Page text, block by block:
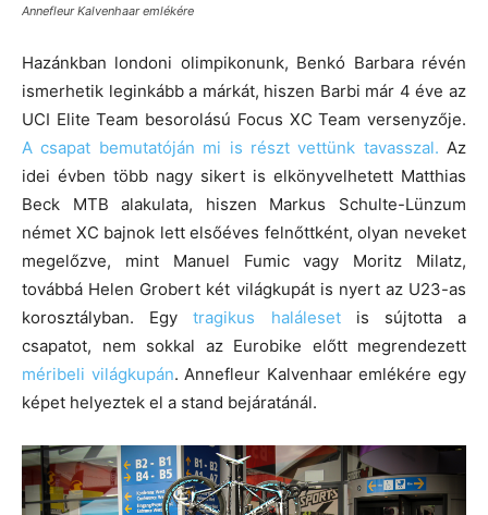
Annefleur Kalvenhaar emlékére
Hazánkban londoni olimpikonunk, Benkó Barbara révén
ismerhetik leginkább a márkát, hiszen Barbi már 4 éve az
UCI Elite Team besorolású Focus XC Team versenyzője.
A csapat bemutatóján mi is részt vettünk tavasszal. Az
idei évben több nagy sikert is elkönyvelhetett Matthias
Beck MTB alakulata, hiszen Markus Schulte-Lünzum
német XC bajnok lett elsőéves felnőttként, olyan neveket
megelőzve, mint Manuel Fumic vagy Moritz Milatz,
továbbá Helen Grobert két világkupát is nyert az U23-as
korosztályban. Egytragikus halálesetis sújtotta a
csapatot, nem sokkal az Eurobike előtt megrendezett
méribeli világkupán. Annefleur Kalvenhaar emlékére egy
képet helyeztek el a stand bejáratánál.